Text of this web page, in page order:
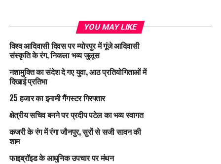
YOU MAY LIKE
विश्व आदिवासी दिवस पर म्योरपुर में गूंजे आदिवासी
संस्कृति के रंग, निकला भव्य जुलूस
नशामुक्ति का संदेश दे गए युवा, आठ प्रतियोगिताओं में
दिखाई प्रतिभा
25 हजार का इनामी गैंगस्टर गिरफ्तार
क्षेत्रीय सचिव बनने पर प्रदीप पटेल का भव्य स्वागत
कजरी के रंग में रंगा जौनपुर, सुरों से सजी सावन की
शाम
फाइब्रॉइड के आधुनिक उपचार पर मंथन